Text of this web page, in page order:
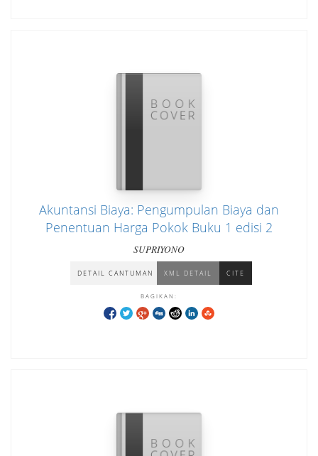
Akuntansi Biaya: Pengumpulan Biaya dan
Penentuan Harga Pokok Buku 1 edisi 2
SUPRIYONO
DETAIL CANTUMAN XML DETAIL CITE
BAGIKAN: